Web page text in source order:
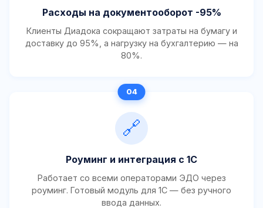
Расходы на документооборот -95%
Клиенты Диадока сокращают затраты на бумагу и
доставку до 95%, а нагрузку на бухгалтерию — на
80%.
🔗
Роуминг и интеграция с 1С
Работает со всеми операторами ЭДО через
роуминг. Готовый модуль для 1С — без ручного
ввода данных.